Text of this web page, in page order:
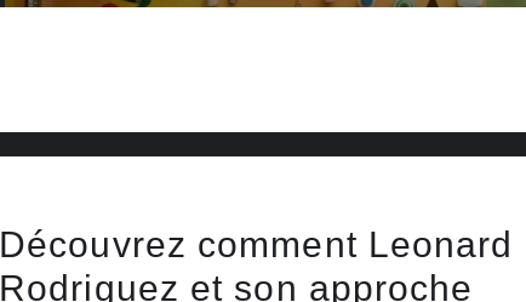
Découvrez comment Leonard
Rodriguez et son approche